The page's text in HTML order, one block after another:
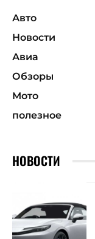
Авто
Новости
Авиа
Обзоры
Мото
полезное
НОВОСТИ